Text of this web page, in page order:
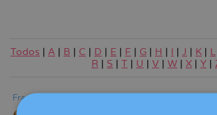
Todos | A | B | C | D | E | F | G | H | I | J | K | L
R | S | T | U | V | W | X | Y |
Francesc Tresserra Casas